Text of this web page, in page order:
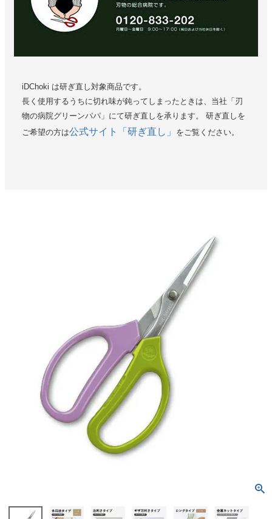
iDChoki は研ぎ直し対象商品です。
長く使用するうちに切れ味が鈍ってしまったときは、当社「刃
物の病院グリーンパパ」にて研ぎ直しを承ります。 研ぎ直しを
ご希望の方は公式サイト「研ぎ直し」 をご覧ください。